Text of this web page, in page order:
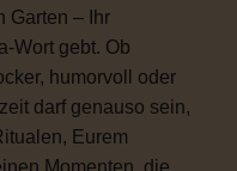
Garten – Ihr
Wort gebt. Ob
humorvoll oder
darf genauso sein,
Eurem